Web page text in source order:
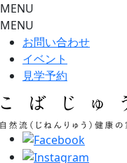
MENU
MENU
お問い合わせ
イベント
見学予約